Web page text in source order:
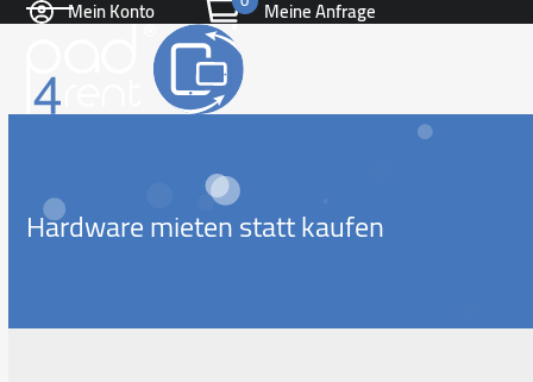
Skip
content
Mein Konto Meine Anfrage
Open
mobile
menu
Close
mobile
menu
Hardware mieten statt kaufen